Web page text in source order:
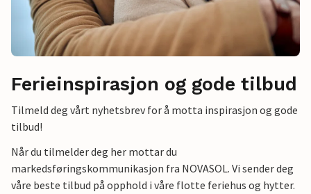
Ferieinspirasjon og gode tilbud
Tilmeld deg vårt nyhetsbrev for å motta inspirasjon og gode
tilbud!
Når du tilmelder deg her mottar du
markedsføringskommunikasjon fra NOVASOL. Vi sender deg
våre beste tilbud på opphold i våre flotte feriehus og hytter.